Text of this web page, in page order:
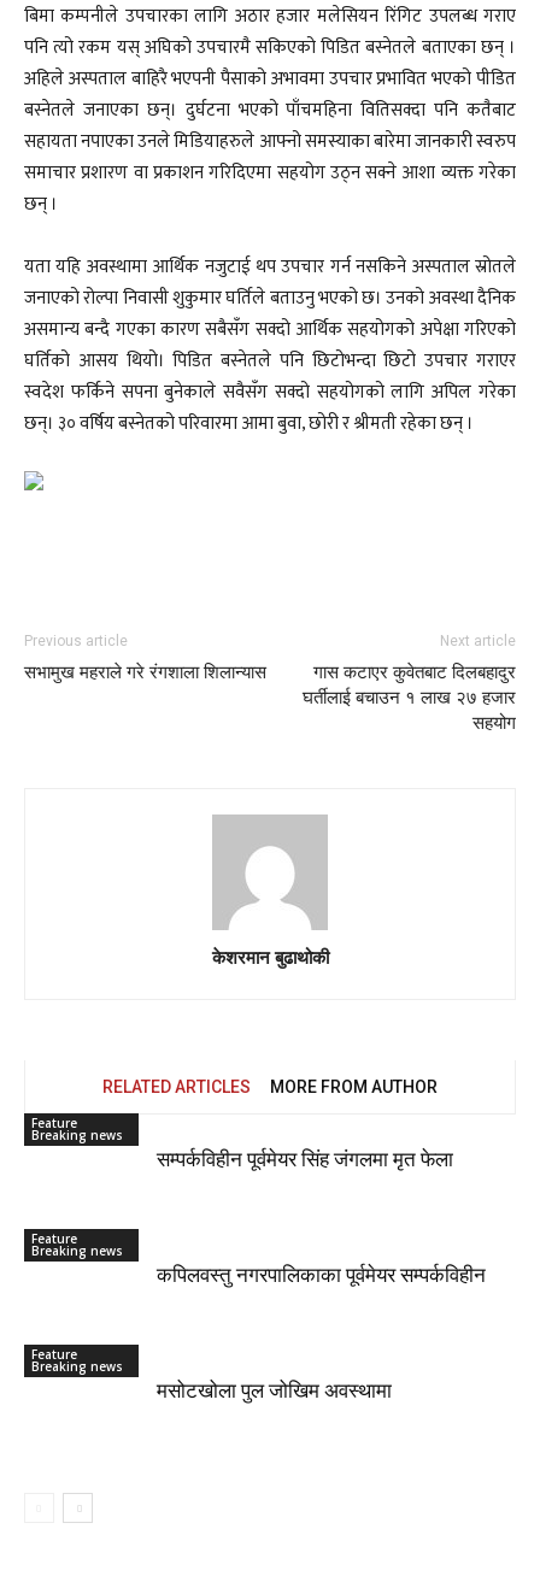
बिमा कम्पनीले उपचारका लागि अठार हजार मलेसियन रिंगिट उपलब्ध गराए
पनि त्यो रकम यस् अघिको उपचारमै सकिएको पिडित बस्नेतले बताएका छन् ।
अहिले अस्पताल बाहिरै भएपनी पैसाको अभावमा उपचार प्रभावित भएको पीडित
बस्नेतले जनाएका छन्। दुर्घटना भएको पाँचमहिना वितिसक्दा पनि कतैबाट
सहायता नपाएका उनले मिडियाहरुले आफ्नो समस्याका बारेमा जानकारी स्वरुप
समाचार प्रशारण वा प्रकाशन गरिदिएमा सहयोग उठ्न सक्ने आशा व्यक्त गरेका
छन् ।
यता यहि अवस्थामा आर्थिक नजुटाई थप उपचार गर्न नसकिने अस्पताल स्रोतले
जनाएको रोल्पा निवासी शुकुमार घर्तिले बताउनु भएको छ। उनको अवस्था दैनिक
असमान्य बन्दै गएका कारण सबैसँग सक्दो आर्थिक सहयोगको अपेक्षा गरिएको
घर्तिको आसय थियो। पिडित बस्नेतले पनि छिटोभन्दा छिटो उपचार गराएर
स्वदेश फर्किने सपना बुनेकाले सवैसँग सक्दो सहयोगको लागि अपिल गरेका
छन्। ३० वर्षिय बस्नेतको परिवारमा आमा बुवा, छोरी र श्रीमती रहेका छन् ।
Previous article
सभामुख महराले गरे रंगशाला शिलान्यास
Next article
गास कटाएर कुवेतबाट दिलबहादुर
घर्तीलाई बचाउन १ लाख २७ हजार
सहयोग
केशरमान बुढाथोकी
RELATED ARTICLES MORE FROM AUTHOR
Feature
Breaking news
सम्पर्कविहीन पूर्वमेयर सिंह जंगलमा मृत फेला
Feature
Breaking news
कपिलवस्तु नगरपालिकाका पूर्वमेयर सम्पर्कविहीन
Feature
Breaking news
मसोटखोला पुल जोखिम अवस्थामा